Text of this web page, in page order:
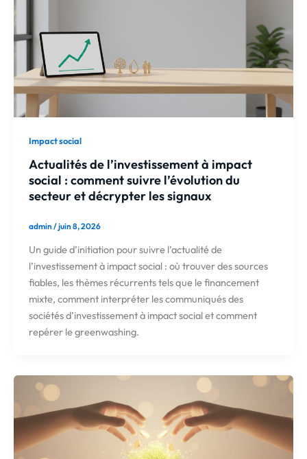
Impact social
Actualités de l’investissement à impact
social : comment suivre l’évolution du
secteur et décrypter les signaux
admin/juin 8, 2026
Un guide d’initiation pour suivre l’actualité de
l’investissement à impact social : où trouver des sources
fiables, les thèmes récurrents tels que le financement
mixte, comment interpréter les communiqués des
sociétés d’investissement à impact social et comment
repérer le greenwashing.